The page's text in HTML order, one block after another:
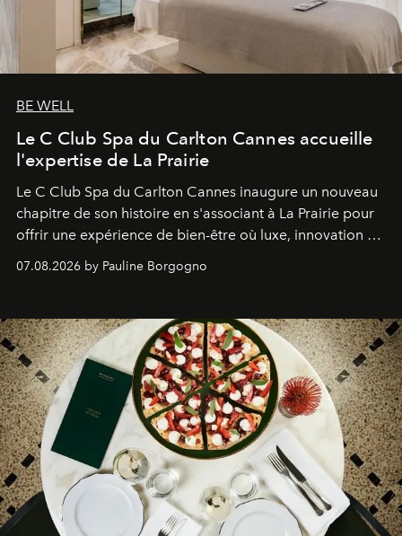
BE WELL
Le C Club Spa du Carlton Cannes accueille
l'expertise de La Prairie
Le C Club Spa du Carlton Cannes inaugure un nouveau
chapitre de son histoire en s'associant à La Prairie pour
offrir une expérience de bien-être où luxe, innovation et
07.08.2026 by Pauline Borgogno